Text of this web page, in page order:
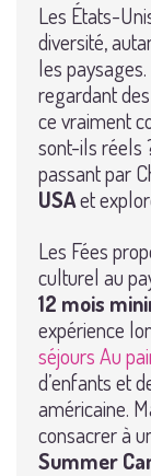
Les États-
diversité,
les
regardant
ce vraiment
sont-ils réels
passant par
USAet
Les Fées
culturel au
12 mois
expérience
séjours Au
d’enfants et
américaine.
consacrer à
Summer